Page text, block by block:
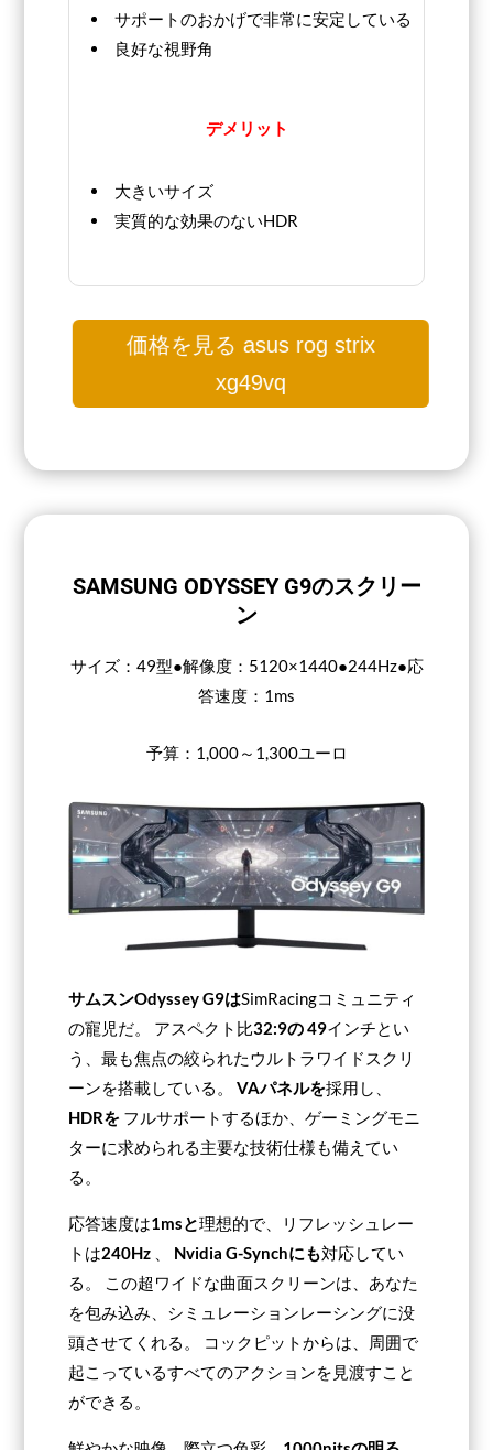
サポートのおかげで非常に安定している
良好な視野角
デメリット
大きいサイズ
実質的な効果のないHDR
価格を見る asus rog strix
xg49vq
SAMSUNG ODYSSEY G9のスクリー
ン
サイズ：49型●解像度：5120×1440●244Hz●応
答速度：1ms
予算：1,000～1,300ユーロ
サムスンOdyssey G9はSimRacingコミュニティ
の寵児だ。 アスペクト比32:9の49インチとい
う、最も焦点の絞られたウルトラワイドスクリ
ーンを搭載している。VAパネルを採用し、
HDRを フルサポートするほか、ゲーミングモニ
ターに求められる主要な技術仕様も備えてい
る。
応答速度は1msと理想的で、リフレッシュレー
トは240Hz Nvidia G-Synchにも対応してい
る。 この超ワイドな曲面スクリーンは、あなた
を包み込み、シミュレーションレーシングに没
頭させてくれる。 コックピットからは、周囲で
起こっているすべてのアクションを見渡すこと
ができる。
サムスン オデッセイ G9
最高のシム・レーシング・スクリーン 2026